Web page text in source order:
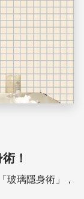
！
玻璃隱身術」，